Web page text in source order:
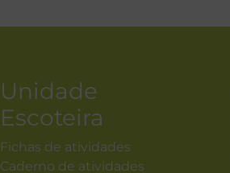
Unidade
Escoteira
Fichas de atividades
Caderno de atividades